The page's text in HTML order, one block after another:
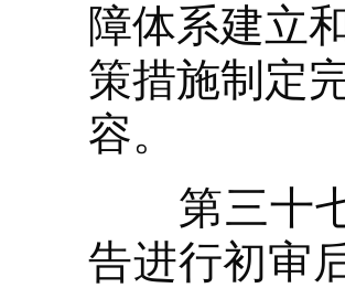
障体系建立
策措施制定
容。
第三十七
告进行初审